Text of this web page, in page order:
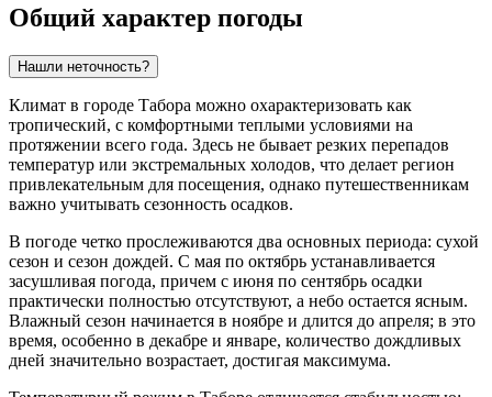
Общий характер погоды
Нашли неточность?
Климат в городе Табора можно охарактеризовать как
тропический, с комфортными теплыми условиями на
протяжении всего года. Здесь не бывает резких перепадов
температур или экстремальных холодов, что делает регион
привлекательным для посещения, однако путешественникам
важно учитывать сезонность осадков.
В погоде четко прослеживаются два основных периода: сухой
сезон и сезон дождей. С мая по октябрь устанавливается
засушливая погода, причем с июня по сентябрь осадки
практически полностью отсутствуют, а небо остается ясным.
Влажный сезон начинается в ноябре и длится до апреля; в это
время, особенно в декабре и январе, количество дождливых
дней значительно возрастает, достигая максимума.